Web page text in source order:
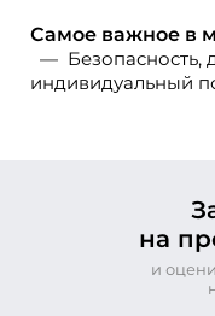
Самое важное в
Безопасность,
индивидуальный
на
и